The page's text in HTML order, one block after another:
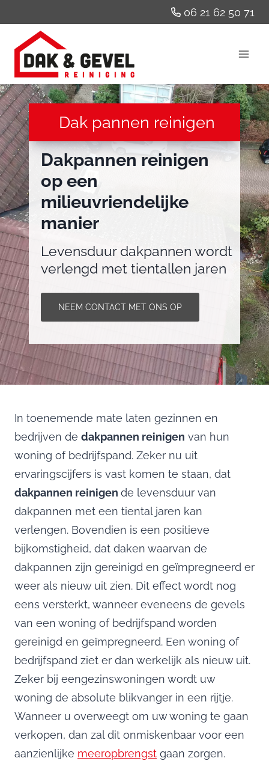
naar
inhoud
06 21 62 50 71
Dak pannen reinigen
Dakpannen reinigen
op een
milieuvriendelijke
manier
Levensduur dakpannen wordt
verlengd met tientallen jaren
NEEM CONTACT MET ONS OP
In toenemende mate laten gezinnen en
bedrijven de dakpannen reinigen van hun
woning of bedrijfspand. Zeker nu uit
ervaringscijfers is vast komen te staan, dat
dakpannen reinigen de levensduur van
dakpannen met een tiental jaren kan
verlengen. Bovendien is een positieve
bijkomstigheid, dat daken waarvan de
dakpannen zijn gereinigd en geïmpregneerd er
weer als nieuw uit zien. Dit effect wordt nog
eens versterkt, wanneer eveneens de gevels
van een woning of bedrijfspand worden
gereinigd en geïmpregneerd. Een woning of
bedrijfspand ziet er dan werkelijk als nieuw uit.
Zeker bij eengezinswoningen wordt uw
woning de absolute blikvanger in een rijtje.
Wanneer u overweegt om uw woning te gaan
verkopen, dan zal dit onmiskenbaar voor een
aanzienlijke meeropbrengst gaan zorgen.